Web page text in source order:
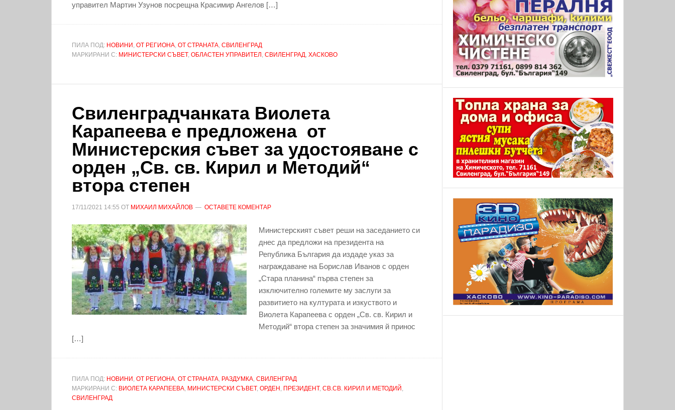
управител Мартин Узунов посрещна Красимир Ангелов […]
ПИЛА ПОД: НОВИНИ , ОТ РЕГИОНА, ОТ СТРАНАТА, СВИЛЕНГРАД
МАРКИРАНИ С: МИНИСТЕРСКИ СЪВЕТ, ОБЛАСТЕН УПРАВИТЕЛ , СВИЛЕНГРАД, ХАСКОВО
Свиленградчанката Виолета
Карапеева е предложена от
Министерския съвет за удостояване с
орден „Св. св. Кирил и Методий“
втора степен
17/11/2021 14:55 ОТ МИХАИЛ МИХАЙЛОВ ОСТАВЕТЕ КОМЕНТАР
Министерският съвет реши на заседанието си
днес да предложи на президента на
Република България да издаде указ за
награждаване на Борислав Иванов с орден
„Стара планина“ първа степен за
изключително големите му заслуги за
развитието на културата и изкуството и
Виолета Карапеева с орден „Св. св. Кирил и
Методий“ втора степен за значимия й принос
[…]
ПИЛА ПОД: НОВИНИ , ОТ РЕГИОНА, ОТ СТРАНАТА, РАЗДУМКА, СВИЛЕНГРАД
МАРКИРАНИ С: ВИОЛЕТА КАРАПЕЕВА, МИНИСТЕРСКИ СЪВЕТ, ОРДЕН , ПРЕЗИДЕНТ, СВ.СВ. КИРИЛ И МЕТОДИЙ ,
СВИЛЕНГРАД